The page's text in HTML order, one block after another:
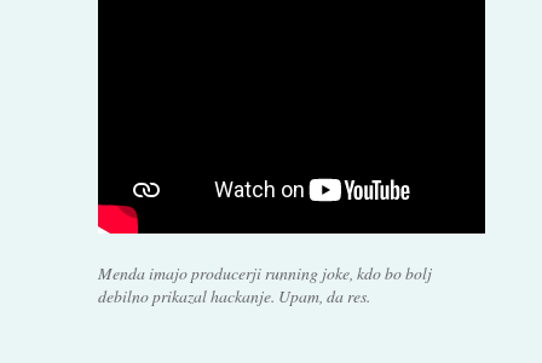
Menda imajo producerji running joke, kdo bo bolj
debilno prikazal hackanje. Upam, da res.